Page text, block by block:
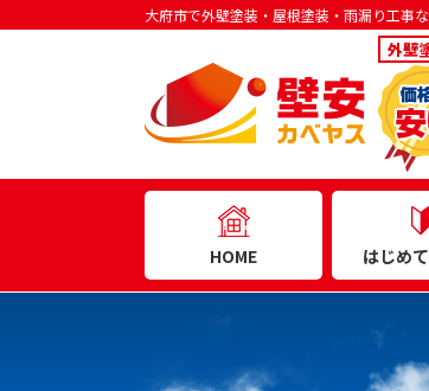
大府市で外壁塗装・屋根塗装・雨漏り工事
外壁
HOME はじめ